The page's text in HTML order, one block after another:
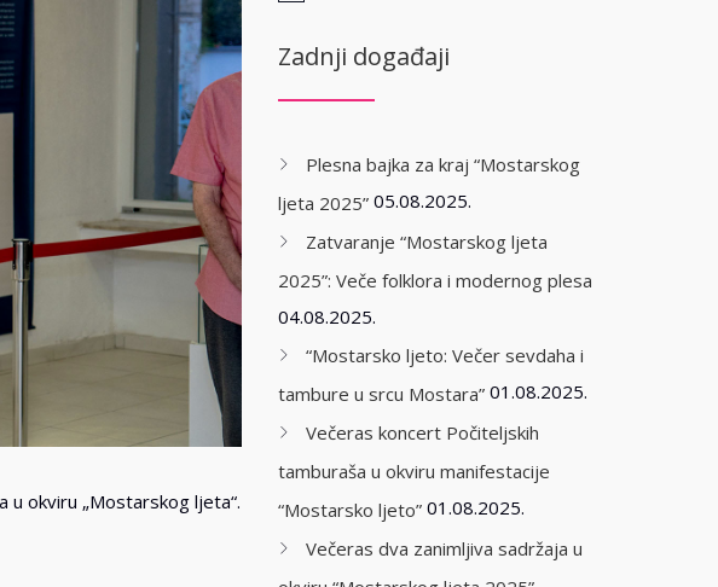
u okviru „Mostarskog ljeta“.
Zadnji događaji
Plesna bajka za kraj “Mostarskog
ljeta 2025” 05.08.2025.
Zatvaranje “Mostarskog ljeta
2025”: Veče folklora i modernog plesa
04.08.2025.
“Mostarsko ljeto: Večer sevdaha i
tambure u srcu Mostara” 01.08.2025.
Večeras koncert Počiteljskih
tamburaša u okviru manifestacije
“Mostarsko ljeto” 01.08.2025.
Večeras dva zanimljiva sadržaja u